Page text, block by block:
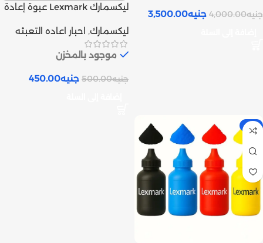
جنيه4,000.00 جنيه3,500.00
ليكسمارك Lexmark عبوة إعادة
tank
ليكسمارك, احبار اعاده التعبئه
موجود بالمخزن
جنيه500.00 جنيه450.00
-5%